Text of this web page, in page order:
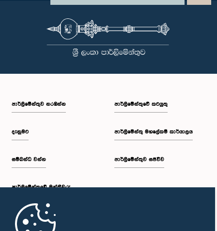
පාර්ලි‌මේන්තුව නරඹන්න
දැනුමට
සම්බන්ධ වන්න
පාර්ලි‌මේන්තුවේ මන්ත්‍රීවරු
මුල් පිටුව
පාර්ලිමේන්තුවේ කටයුතු
පාර්ලිමේන්තු මහලේකම් කාර්යාලය
පාර්ලිමේන්තුව සජීවීව